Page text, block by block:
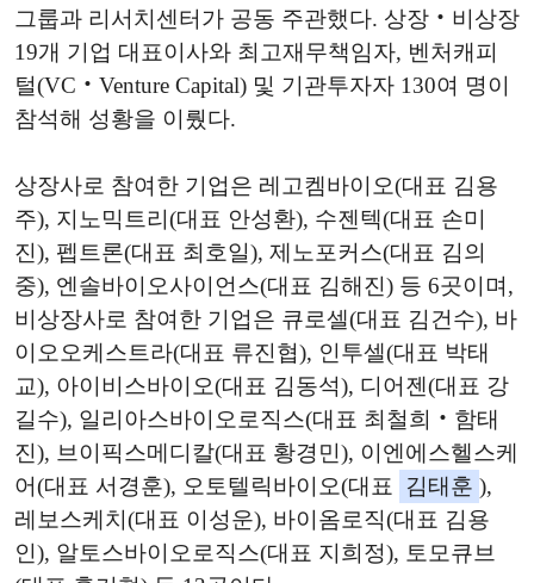
그룹과 리서치센터가 공동 주관했다. 상장‧비상장
19개 기업 대표이사와 최고재무책임자, 벤처캐피
털(VC‧Venture Capital) 및 기관투자자 130여 명이
참석해 성황을 이뤘다.
상장사로 참여한 기업은 레고켐바이오(대표 김용
주), 지노믹트리(대표 안성환), 수젠텍(대표 손미
진), 펩트론(대표 최호일), 제노포커스(대표 김의
중), 엔솔바이오사이언스(대표 김해진) 등 6곳이며,
비상장사로 참여한 기업은 큐로셀(대표 김건수), 바
이오오케스트라(대표 류진협), 인투셀(대표 박태
교), 아이비스바이오(대표 김동석), 디어젠(대표 강
길수), 일리아스바이오로직스(대표 최철희‧함태
진), 브이픽스메디칼(대표 황경민), 이엔에스헬스케
어(대표 서경훈), 오토텔릭바이오(대표
김태훈 ),
레보스케치(대표 이성운), 바이옴로직(대표 김용
인), 알토스바이오로직스(대표 지희정), 토모큐브